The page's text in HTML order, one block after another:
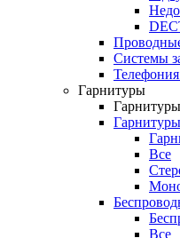
Системы
Гарнитуры
Гарнитуры
Все
Все